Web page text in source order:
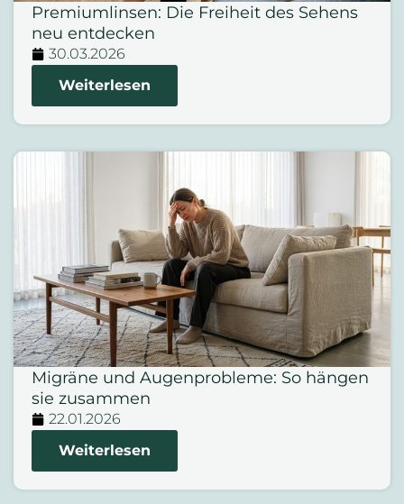
Premiumlinsen: Die Freiheit des Sehens
neu entdecken
30.03.2026
Weiterlesen
Migräne und Augenprobleme: So hängen
sie zusammen
22.01.2026
Weiterlesen